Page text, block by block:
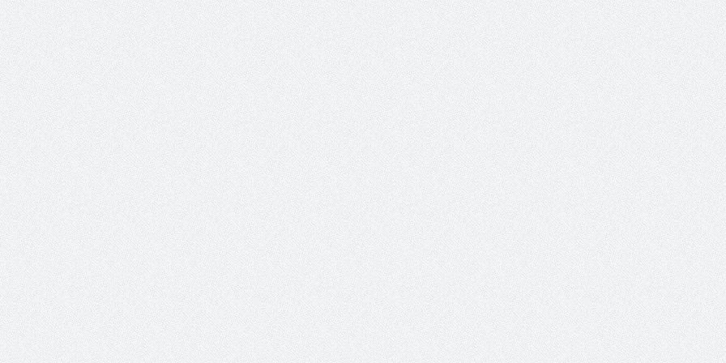
المؤشرات الجغرافية
عمل ينظمها
الشيخ صالح بن حسين آل سلامة
يحصل على الدكتوراة في الإدارة من
أكاديمية(جيت) البريطانية